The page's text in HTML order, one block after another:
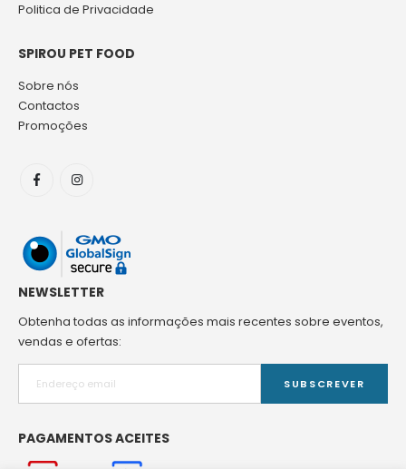
Politica de Privacidade
SPIROU PET FOOD
Sobre nós
Contactos
Promoções
NEWSLETTER
Obtenha todas as informações mais recentes sobre eventos,
vendas e ofertas:
SUBSCREVER
PAGAMENTOS ACEITES